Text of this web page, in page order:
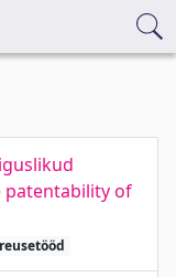
patentability of